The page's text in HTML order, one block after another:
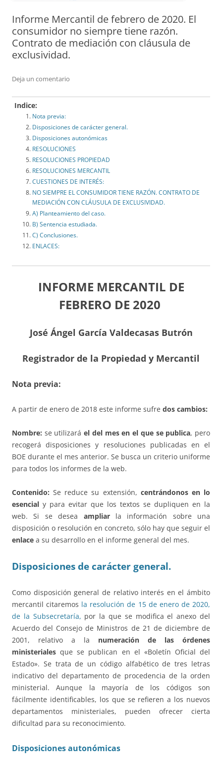
Informe Mercantil de febrero de 2020. El
consumidor no siempre tiene razón.
Contrato de mediación con cláusula de
exclusividad.
Deja un comentario
Indice:
Nota previa:
Disposiciones de carácter general.
Disposiciones autonómicas
RESOLUCIONES
RESOLUCIONES PROPIEDAD
RESOLUCIONES MERCANTIL
CUESTIONES DE INTERÉS:
NO SIEMPRE EL CONSUMIDOR TIENE RAZÓN. CONTRATO DE
MEDIACIÓN CON CLÁUSULA DE EXCLUSIVIDAD.
A) Planteamiento del caso.
B) Sentencia estudiada.
C) Conclusiones.
ENLACES:
INFORME MERCANTIL DE
FEBRERO DE 2020
José Ángel García Valdecasas Butrón
Registrador de la Propiedad y Mercantil
Nota previa:
A partir de enero de 2018 este informe sufre dos cambios:
Nombre: se utilizaráel del mes en el que se publica, pero
recogerá disposiciones y resoluciones publicadas en el
BOE durante el mes anterior. Se busca un criterio uniforme
para todos los informes de la web.
Contenido: Se reduce su extensión, centrándonos en lo
esencial y para evitar que los textos se dupliquen en la
web. Si se desea ampliarla información sobre una
disposición o resolución en concreto, sólo hay que seguir el
enlace a su desarrollo en el informe general del mes.
Disposiciones de carácter general.
Como disposición general de relativo interés en el ámbito
mercantil citaremos la resolución de 15 de enero de 2020,
de la Subsecretaría, por la que se modifica el anexo del
Acuerdo del Consejo de Ministros de 21 de diciembre de
2001, relativo a la numeración de las órdenes
ministeriales que se publican en el «Boletín Oficial del
Estado». Se trata de un código alfabético de tres letras
indicativo del departamento de procedencia de la orden
ministerial. Aunque la mayoría de los códigos son
fácilmente identificables, los que se refieren a los nuevos
departamentos ministeriales, pueden ofrecer cierta
dificultad para su reconocimiento.
Disposiciones autonómicas